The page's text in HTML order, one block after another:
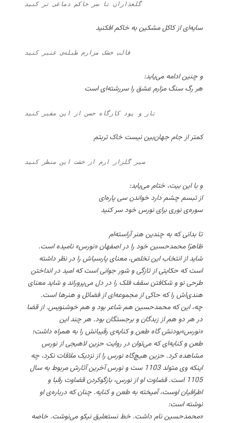
گلعذاران تا سر خاکم دماغی تر کنید
سایه‌ای از کاکل مشکین به خاکم افکنید
قالب خشک مزارم طبله‌ی عنبر کنید
و چنین ادامه می‌یابد:
هر رگ سنگ مزارم عشق را سررشته‌ای است
تار و پود کارگاه حسن از این مقبر کنید
کمتر از جام جهان‌بین نیست خاک تربتم
سیر گلزار ارم از خشت این منظر کنید
و با این بیت، ختام می‌یابد:
از تبسم چشم دارد خواندن سی پاره‌ای
سوره‌ی نوری برای نورس خود سر کنید
تا بدانی که به چندین هنر آراسته‌ام
ظاهرًا محمدحسین خود را در اصفهان «نورس» نامیده است.
شاید از انتخاب این تخلص، معنای پارسیاش را در نظر داشته
است که حکایتی از تازگی و شور جوانی است که امید در انداختن
طرحی نو و شکافتن سقف فلک را در دل می‌پروراند و شاید معنای
هندی‌اش را که حاکی از مجموعه‌ای از فضائل و هنرها است.
چه، این که محمدحسین هم شاعر بود و هم خوشنویس. از قضا
در هر دو هم از زبدگان و برجستگان بود. هر چند این
«نورس»‌بودنش گاه طعن و کنایه‌ی رقیبانش را به همراه داشت؛
طعن و کنایه‌ای که می‌توان در روایت حزین لاهیجی از نورس
مشاهده کرد. حزین هیچ‌گاه نورس را از نزدیک ملاقات نکرد، چه
اینکه وی متولد 1103 ست و نورس آخرین آثارش مربوط به سال
1105 است. قضاوت او از نورس، بازگوکردن قضاوت رقبا و
اطرافیان اوست، آمیخته به طعن و کنایه. چنان که درباره‌ی او
نوشته است:
«محمدحسین نام داشت. خط نستعلیق نیکو می‌نوشت. خاصه